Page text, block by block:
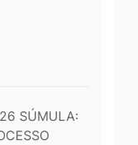
SÚMULA: